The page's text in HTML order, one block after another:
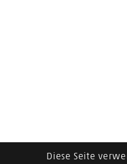
Diese Seite